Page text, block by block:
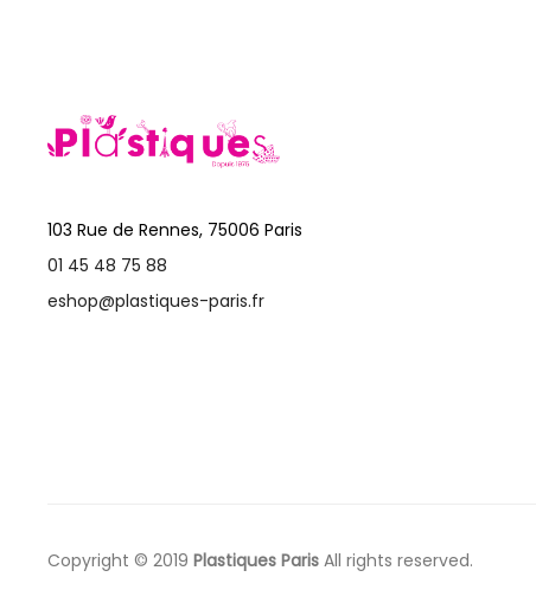
103 Rue de Rennes, 75006 Paris
01 45 48 75 88
eshop@plastiques-paris.fr
Copyright © 2019 Plastiques Paris All rights reserved.